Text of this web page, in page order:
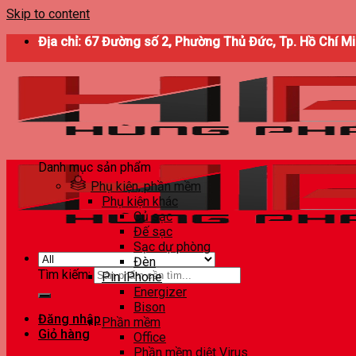
Skip to content
Địa chỉ: 67 Đường số 2, Phường Thủ Đức, Tp. Hồ Chí
Tìm kiếm:
Đăng nhập
Giỏ hàng
Danh mục sản phẩm
Phụ kiện, phần mềm
Phụ kiện khác
Củ sạc
Đế sạc
Sạc dự phòng
Đèn
Pin iPhone
Energizer
Bison
Phần mềm
Office
Phần mềm diệt Virus